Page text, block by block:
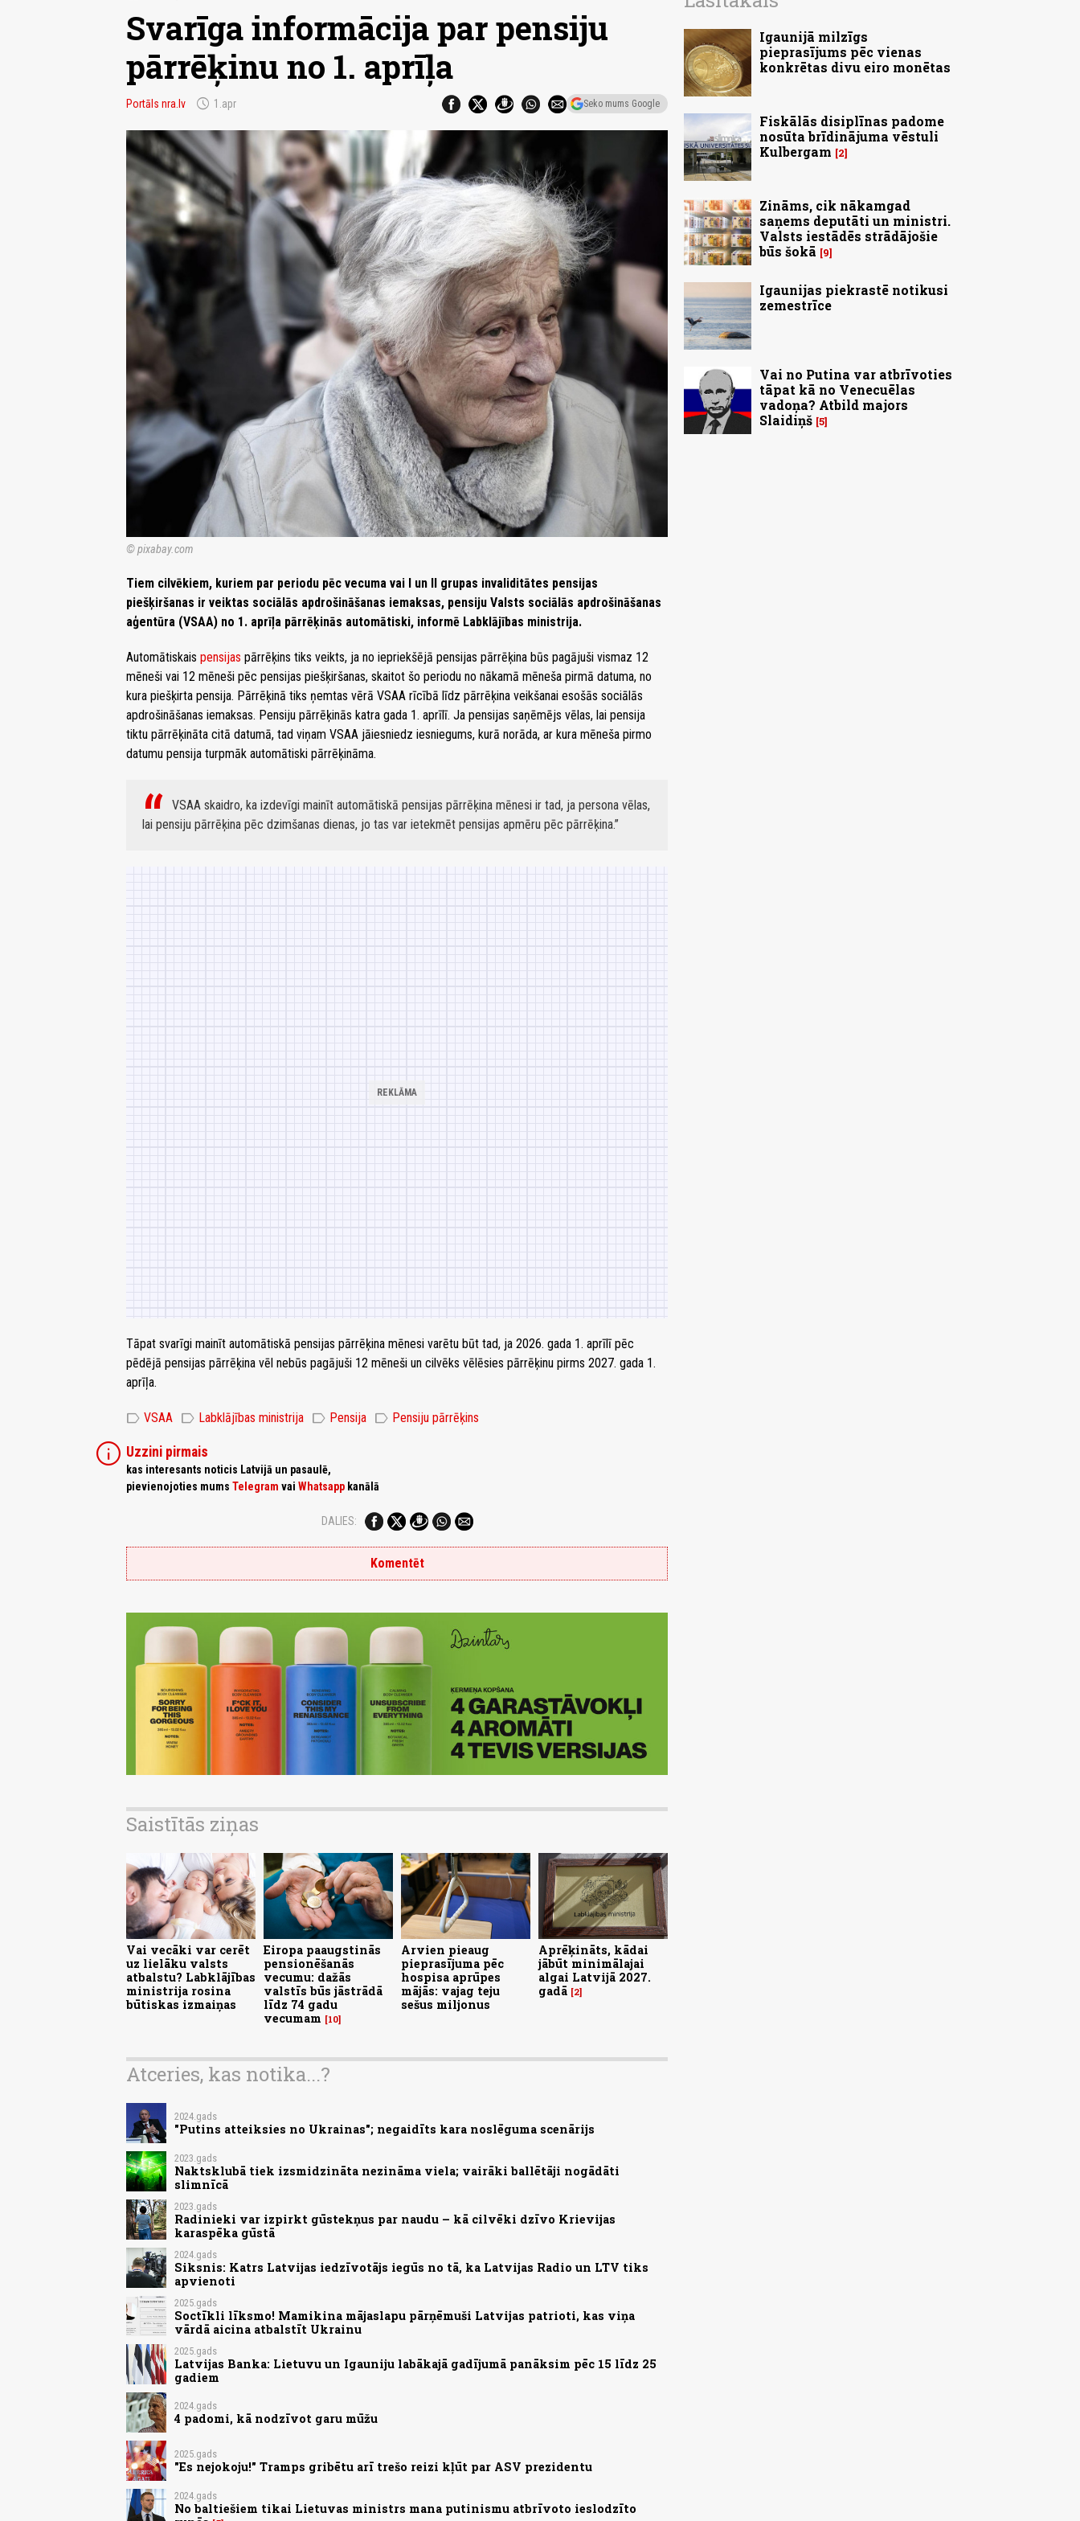
Svarīga informācija par pensiju
pārrēķinu no 1. aprīļa
Portāls nra.lv schedule 1.apr Seko mums Google
© pixabay.com
Tiem cilvēkiem, kuriem par periodu pēc vecuma vai I un II grupas invaliditātes pensijas
piešķiršanas ir veiktas sociālās apdrošināšanas iemaksas, pensiju Valsts sociālās apdrošināšanas
aģentūra (VSAA) no 1. aprīļa pārrēķinās automātiski, informē Labklājības ministrija.
Automātiskais pensijas pārrēķins tiks veikts, ja no iepriekšējā pensijas pārrēķina būs pagājuši vismaz 12
mēneši vai 12 mēneši pēc pensijas piešķiršanas, skaitot šo periodu no nākamā mēneša pirmā datuma, no
kura piešķirta pensija. Pārrēķinā tiks ņemtas vērā VSAA rīcībā līdz pārrēķina veikšanai esošās sociālās
apdrošināšanas iemaksas. Pensiju pārrēķinās katra gada 1. aprīlī. Ja pensijas saņēmējs vēlas, lai pensija
tiktu pārrēķināta citā datumā, tad viņam VSAA jāiesniedz iesniegums, kurā norāda, ar kura mēneša pirmo
datumu pensija turpmāk automātiski pārrēķināma.
VSAA skaidro, ka izdevīgi mainīt automātiskā pensijas pārrēķina mēnesi ir tad, ja persona vēlas,
lai pensiju pārrēķina pēc dzimšanas dienas, jo tas var ietekmēt pensijas apmēru pēc pārrēķina.
Tāpat svarīgi mainīt automātiskā pensijas pārrēķina mēnesi varētu būt tad, ja 2026. gada 1. aprīlī pēc
pēdējā pensijas pārrēķina vēl nebūs pagājuši 12 mēneši un cilvēks vēlēsies pārrēķinu pirms 2027. gada 1.
aprīļa.
label VSAA label Labklājības ministrija label Pensija label Pensiju pārrēķins
info Uzzini pirmais
kas interesants noticis Latvijā un pasaulē,
pievienojoties mums Telegram vai Whatsapp kanālā
DALIES:
Komentēt
Saistītās ziņas
Vai vecāki var cerēt
uz lielāku valsts
atbalstu? Labklājības
ministrija rosina
būtiskas izmaiņas
Eiropa paaugstinās
pensionēšanās
vecumu: dažās
valstīs būs jāstrādā
līdz 74 gadu
vecumam
10
Arvien pieaug
pieprasījuma pēc
hospisa aprūpes
mājās: vajag teju
sešus miljonus
Aprēķināts, kādai
jābūt minimālajai
algai Latvijā 2027.
gadā 2
Atceries, kas notika...?
2024.gads
"Putins atteiksies no Ukrainas"; negaidīts kara noslēguma scenārijs
2023.gads
Naktsklubā tiek izsmidzināta nezināma viela; vairāki ballētāji nogādāti
slimnīcā
2023.gads
Radinieki var izpirkt gūstekņus par naudu – kā cilvēki dzīvo Krievijas
karaspēka gūstā
2024.gads
Siksnis: Katrs Latvijas iedzīvotājs iegūs no tā, ka Latvijas Radio un LTV tiks
apvienoti
2025.gads
Soctīkli līksmo! Mamikina mājaslapu pārņēmuši Latvijas patrioti, kas viņa
vārdā aicina atbalstīt Ukrainu
2025.gads
Latvijas Banka: Lietuvu un Igauniju labākajā gadījumā panāksim pēc 15 līdz 25
gadiem
2024.gads
4 padomi, kā nodzīvot garu mūžu
2025.gads
"Es nejokoju!" Tramps gribētu arī trešo reizi kļūt par ASV prezidentu
2024.gads
No baltiešiem tikai Lietuvas ministrs mana putinismu atbrīvoto ieslodzīto
Igaunijā milzīgs
pieprasījums pēc vienas
konkrētas divu eiro monētas
Fiskālās disiplīnas padome
nosūta brīdinājuma vēstuli
Kulbergam
2
Zināms, cik nākamgad
saņems deputāti un ministri.
Valsts iestādēs strādājošie
būs šokā
9
Igaunijas piekrastē notikusi
zemestrīce
Vai no Putina var atbrīvoties
tāpat kā no Venecuēlas
vadoņa? Atbild majors
Slaidiņš 5